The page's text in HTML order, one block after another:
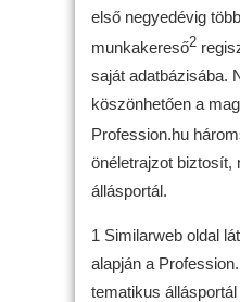
első negyedévig
munkakereső2
saját adatbázisába.
köszönhetően a
Profession.hu
önéletrajzot biztosít,
állásportál.
1 Similarweb oldal
alapján a
tematikus